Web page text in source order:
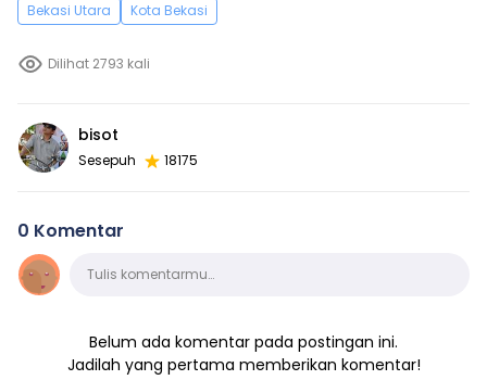
Bekasi Utara Kota Bekasi
Dilihat 2793 kali
bisot
Sesepuh 18175
0 Komentar
KomentarTulis komentarmu…
Belum ada komentar pada postingan ini.
Jadilah yang pertama memberikan komentar!